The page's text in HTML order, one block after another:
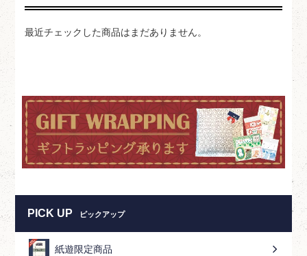
最近チェックした商品はまだありません。
PICK UP ピックアップ
紙遊限定商品